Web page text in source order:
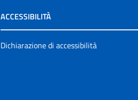
ACCESSIBILITÀ
Dichiarazione di accessibilità